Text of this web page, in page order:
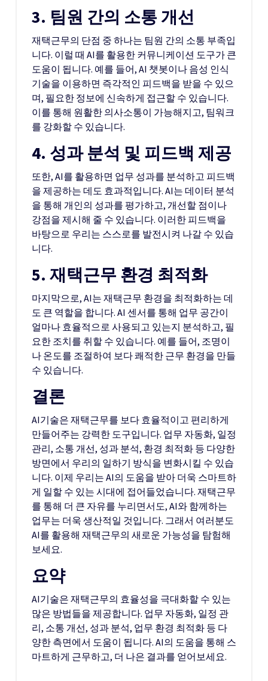
3. 팀원 간의 소통 개선
재택근무의 단점 중 하나는 팀원 간의 소통 부족입
니다. 이럴 때 AI를 활용한 커뮤니케이션 도구가 큰
도움이 됩니다. 예를 들어, AI 챗봇이나 음성 인식
기술을 이용하면 즉각적인 피드백을 받을 수 있으
며, 필요한 정보에 신속하게 접근할 수 있습니다.
이를 통해 원활한 의사소통이 가능해지고, 팀워크
를 강화할 수 있습니다.
4. 성과 분석 및 피드백 제공
또한, AI를 활용하면 업무 성과를 분석하고 피드백
을 제공하는 데도 효과적입니다. AI는 데이터 분석
을 통해 개인의 성과를 평가하고, 개선할 점이나
강점을 제시해 줄 수 있습니다. 이러한 피드백을
바탕으로 우리는 스스로를 발전시켜 나갈 수 있습
니다.
5. 재택근무 환경 최적화
마지막으로, AI는 재택근무 환경을 최적화하는 데
도 큰 역할을 합니다. AI 센서를 통해 업무 공간이
얼마나 효율적으로 사용되고 있는지 분석하고, 필
요한 조치를 취할 수 있습니다. 예를 들어, 조명이
나 온도를 조절하여 보다 쾌적한 근무 환경을 만들
수 있습니다.
결론
AI기술은 재택근무를 보다 효율적이고 편리하게
만들어주는 강력한 도구입니다. 업무 자동화, 일정
관리, 소통 개선, 성과 분석, 환경 최적화 등 다양한
방면에서 우리의 일하기 방식을 변화시킬 수 있습
니다. 이제 우리는 AI의 도움을 받아 더욱 스마트하
게 일할 수 있는 시대에 접어들었습니다. 재택근무
를 통해 더 큰 자유를 누리면서도, AI와 함께하는
업무는 더욱 생산적일 것입니다. 그래서 여러분도
AI를 활용해 재택근무의 새로운 가능성을 탐험해
보세요.
요약
AI기술은 재택근무의 효율성을 극대화할 수 있는
많은 방법들을 제공합니다. 업무 자동화, 일정 관
리, 소통 개선, 성과 분석, 업무 환경 최적화 등 다
양한 측면에서 도움이 됩니다. AI의 도움을 통해 스
마트하게 근무하고, 더 나은 결과를 얻어보세요.